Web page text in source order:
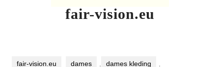
fair-vision.eu
fair-vision.eu dames dames kleding